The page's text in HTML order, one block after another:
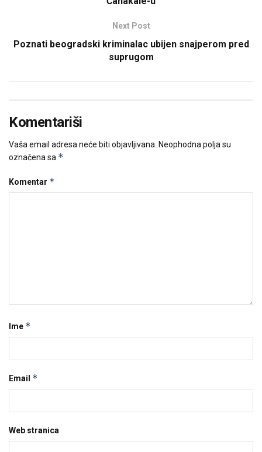
Next Post
Poznati beogradski kriminalac ubijen snajperom pred
suprugom
Komentariši
Vaša email adresa neće biti objavljivana. Neophodna polja su
označena sa *
Komentar *
Ime *
Email *
Web stranica